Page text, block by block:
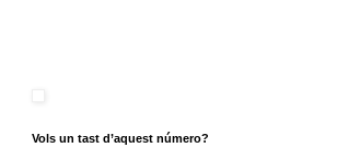
Vols un tast d’aquest número?